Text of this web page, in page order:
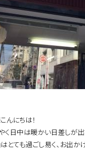
んにちは！
く日中は暖かい日差しが出
とても過ごし易く、お出か